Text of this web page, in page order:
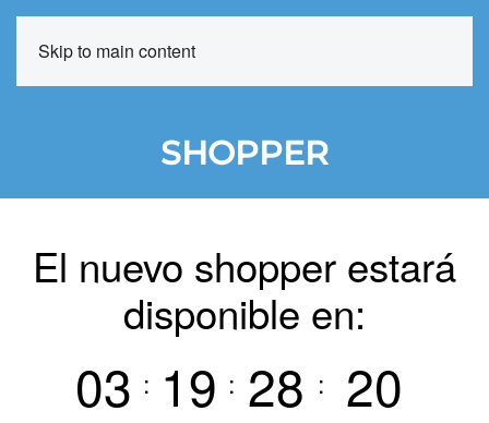
Skip to main content
SHOPPER
El nuevo shopper estará
disponible en:
03 : 19 : 28 : 20